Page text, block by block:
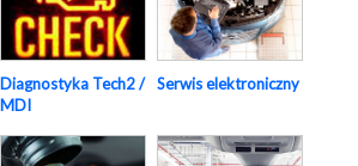
Diagnostyka Tech2 /
MDI
Serwis elektroniczny